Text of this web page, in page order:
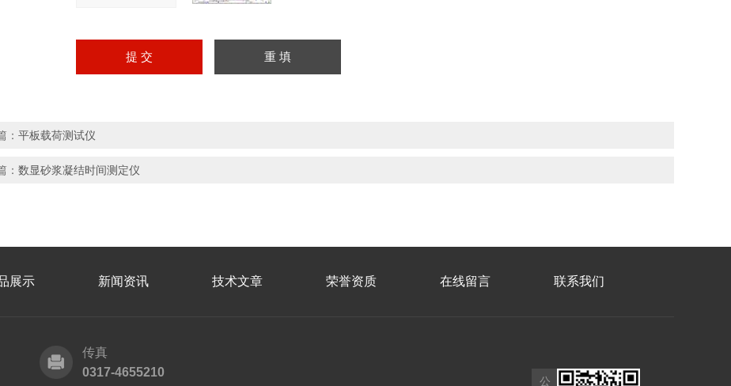
： 平板载荷测试仪
： 数显砂浆凝结时间测定仪
展示 新闻资讯 技术文章 荣誉资质 在线留言 联系我们
传真
0317-4655210
公